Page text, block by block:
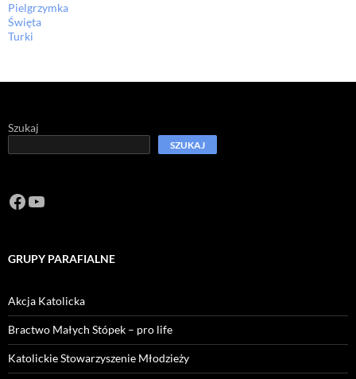
Pielgrzymka
Święta
Turki
Szukaj
SZUKAJ
Facebook
https://www.youtube.com/channel/
GRUPY PARAFIALNE
Akcja Katolicka
Bractwo Małych Stópek – pro life
Katolickie Stowarzyszenie Młodzieży